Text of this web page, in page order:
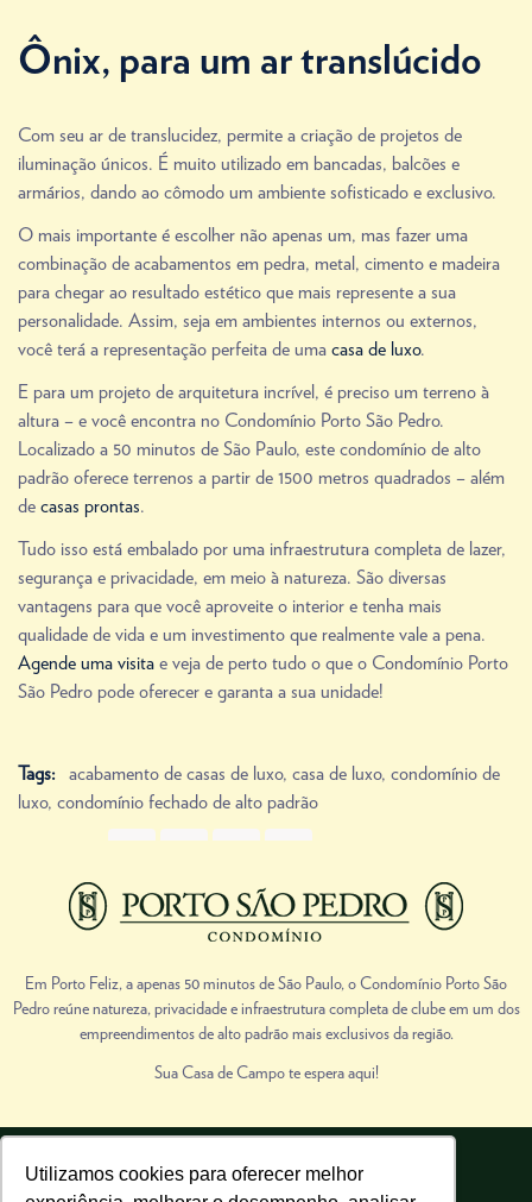
Utilizamos cookies para oferecer melhor
Ônix, para um ar translúcido
Com seu ar de translucidez, permite a criação de projetos de
iluminação únicos. É muito utilizado em bancadas, balcões e
armários, dando ao cômodo um ambiente sofisticado e exclusivo.
O mais importante é escolher não apenas um, mas fazer uma
combinação de acabamentos em pedra, metal, cimento e madeira
para chegar ao resultado estético que mais represente a sua
personalidade. Assim, seja em ambientes internos ou externos,
você terá a representação perfeita de uma casa de luxo.
E para um projeto de arquitetura incrível, é preciso um terreno à
altura – e você encontra no Condomínio Porto São Pedro.
Localizado a 50 minutos de São Paulo, este condomínio de alto
padrão oferece terrenos a partir de 1500 metros quadrados – além
de casas prontas.
Tudo isso está embalado por uma infraestrutura completa de lazer,
segurança e privacidade, em meio à natureza. São diversas
vantagens para que você aproveite o interior e tenha mais
qualidade de vida e um investimento que realmente vale a pena.
Agende uma visita e veja de perto tudo o que o Condomínio Porto
São Pedro pode oferecer e garanta a sua unidade!
Tags: acabamento de casas de luxo, casa de luxo, condomínio de
luxo, condomínio fechado de alto padrão
Em Porto Feliz, a apenas 50 minutos de São Paulo, o Condomínio Porto São
Pedro reúne natureza, privacidade e infraestrutura completa de clube em um dos
empreendimentos de alto padrão mais exclusivos da região.
Sua Casa de Campo te espera aqui!
Porto São Pedro | Todos os direitos reservados.